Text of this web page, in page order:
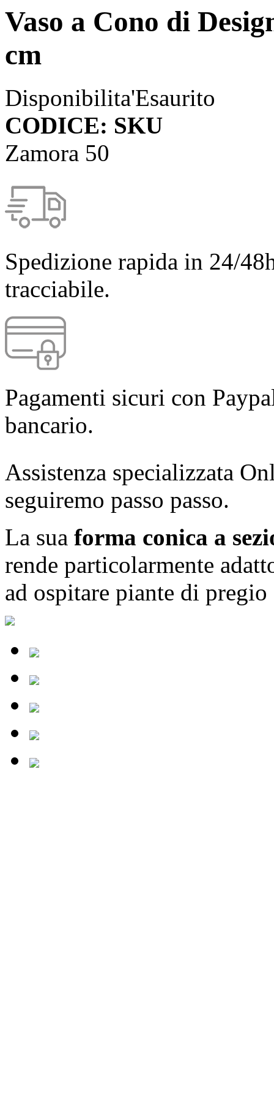
Vaso a Cono di
cm
Disponibilita'Esaurito
CODICE: SKU
Zamora 50
Spedizione rapida in 24/
tracciabile.
Pagamenti sicuri con
bancario.
Assistenza specializzata
seguiremo passo passo.
La sua forma conica a
rende particolarmente
ad ospitare piante di